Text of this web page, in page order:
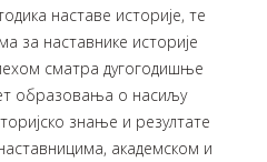
наставе историје, те
за наставнике историје
сматра дугогодишње
образовања о насиљу
знање и резултате
академском и